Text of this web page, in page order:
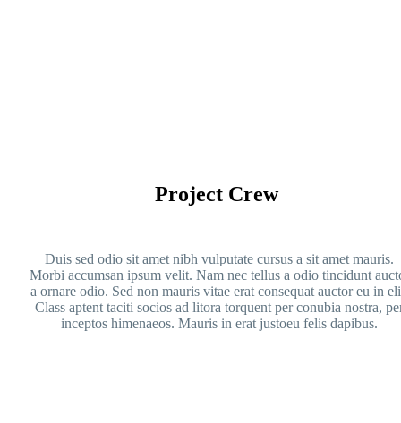
Project Crew
Duis sed odio sit amet nibh vulputate cursus a sit amet mauris.
Morbi accumsan ipsum velit. Nam nec tellus a odio tincidunt
a ornare odio. Sed non mauris vitae erat consequat auctor eu in
Class aptent taciti socios ad litora torquent per conubia nostra,
inceptos himenaeos. Mauris in erat justoeu felis dapibus.